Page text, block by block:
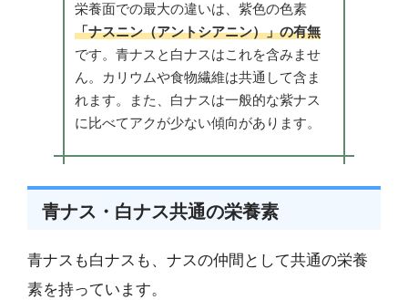
栄養面での最大の違いは、紫色の色素
「ナスニン（アントシアニン）」の有無
です。青ナスと白ナスはこれを含みませ
ん。カリウムや食物繊維は共通して含ま
れます。また、白ナスは一般的な紫ナス
に比べてアクが少ない傾向があります。
青ナス・白ナス共通の栄養素
青ナスも白ナスも、ナスの仲間として共通の栄養
素を持っています。